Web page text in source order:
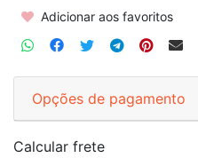
Adicionar aos favoritos
Opções de pagamento
Calcular frete